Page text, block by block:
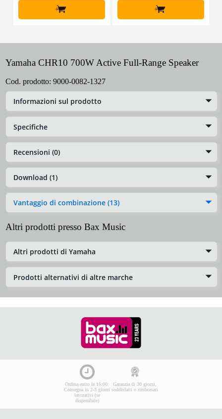
+ +
Yamaha CHR10 700W Active Full-Range Speaker
Cod. prodotto: 9000-0082-1327
Informazioni sul prodotto
Specifiche
Recensioni (0)
Download (1)
Vantaggio di combinazione (13)
Altri prodotti presso Bax Music
Altri prodotti di Yamaha
Prodotti alternativi di altre marche
Ordina entro le 16:00:
Consegna in 2-3 giorni
lavorativi (se
disponibile)
Garanzia di 30 giorni,
soddisfatti o rimborsati